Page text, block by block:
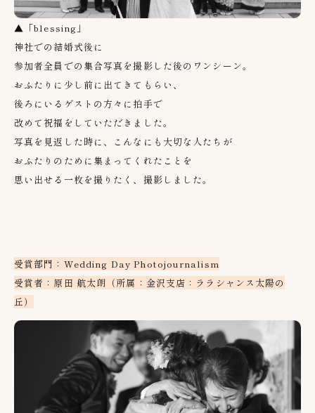
▲「blessing」
神社での結婚式後に
参加者全員での集合写真を撮影した後のワンシーン。
おふたりに少し前に出てきてもらい、
後ろにいるゲストの方々に拍手で
改めて祝福をしていただきました。
写真を見返した時に、こんなにも大切な人たちが
おふたりのために集まってくれたことを
思い出せる一枚を撮りたく、撮影しました。
受賞部門：Wedding Day Photojournalism
受賞者：原田 航太朗（所属：金沢支店：ララシャンス太陽の
丘）